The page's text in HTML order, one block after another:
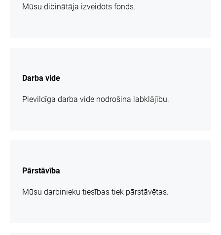
Mūsu dibinātāja izveidots fonds.
Darba vide
Pievilcīga darba vide nodrošina labklājību.
Pārstāvība
Mūsu darbinieku tiesības tiek pārstāvētas.